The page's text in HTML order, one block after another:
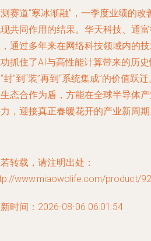
赛道“寒冰渐融”，一季度业绩的
共同作用的结果。华天科技、通
通过多年来在网络科技领域内的
抓住了AI与高性能计算带来的历
封”到“装”再到“系统集成”的价值跃
态合作为盾，方能在全球半导体
，迎接真正春暖花开的产业新周期
转载，请注明出处：
www.miaowolife.com/product/
时间：2026-08-06 06:01:54